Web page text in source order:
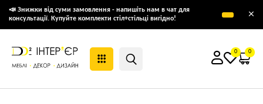
📣 Знижки від суми замовлення - напишіть нам в чат для
консультації. Купуйте комплекти стіл+стільці вигідно!
×
0 0